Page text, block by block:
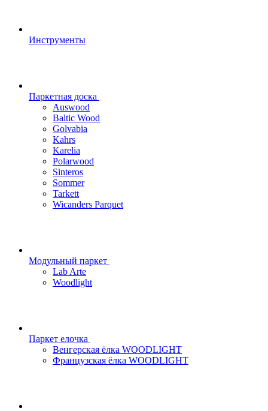
Инструменты
Паркетная доска
Auswood
Baltic Wood
Golvabia
Kahrs
Karelia
Polarwood
Sinteros
Sommer
Tarkett
Wicanders Parquet
Модульный паркет
Lab Arte
Woodlight
Паркет елочка
Венгерская ёлка WOODLIGHT
Французская ёлка WOODLIGHT